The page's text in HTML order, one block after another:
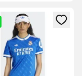
vagy a tagként
egy modált a